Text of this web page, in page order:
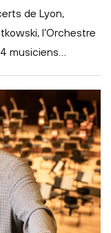
de Lyon,
l’Orchestre
musiciens